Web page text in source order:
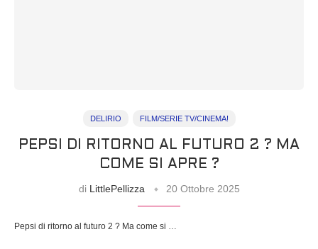
DELIRIO FILM/SERIE TV/CINEMA!
PEPSI DI RITORNO AL FUTURO 2 ? MA
COME SI APRE ?
di LittlePellizza 20 Ottobre 2025
Pepsi di ritorno al futuro 2 ? Ma come si …